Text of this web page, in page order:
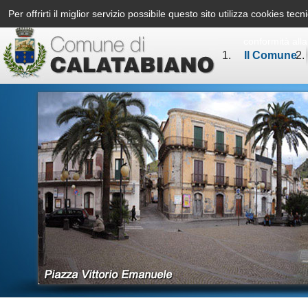
Per offrirti il miglior servizio possibile questo sito utilizza cookies
Il Comune